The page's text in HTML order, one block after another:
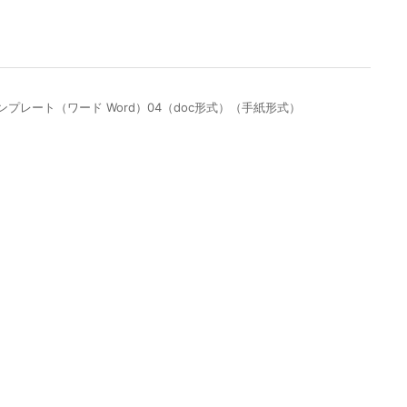
レート（ワード Word）04（doc形式）（手紙形式）